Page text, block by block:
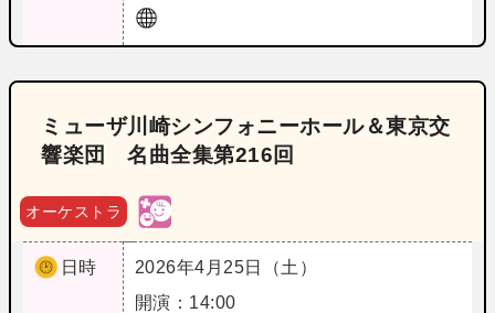
ミューザ川崎シンフォニーホール＆東京交
響楽団 名曲全集第216回
オーケストラ
日時
2026年4月25日（土）
開演：14:00